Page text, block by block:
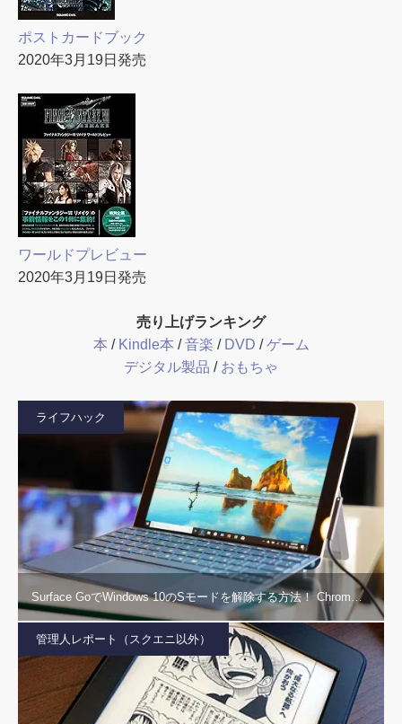
ポストカードブック
2020年3月19日発売
ワールドプレビュー
2020年3月19日発売
売り上げランキング
本 / Kindle本 /音楽 / DVD /ゲーム
デジタル製品 / おもちゃ
ライフハック
Surface GoでWindows 10のSモードを解除する方法！ Chrom…
管理人レポート（スクエニ以外）